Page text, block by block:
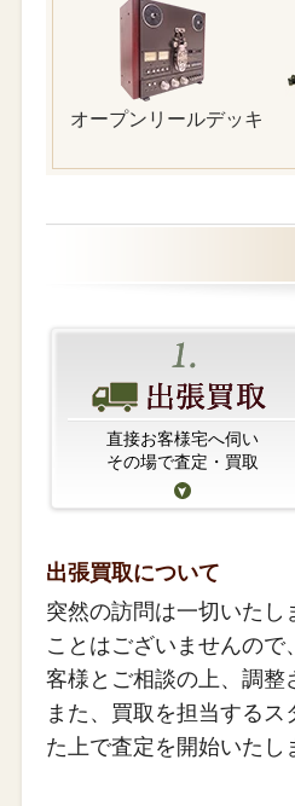
オープンリールデッキ
直接お客様宅へ伺い
その場で査定・買取
出張買取について
突然の訪問は一切いた
ことはございませんの
客様とご相談の上、調整
また、買取を担当する
た上で査定を開始いたし